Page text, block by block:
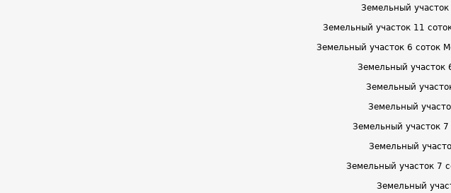
Земельный
Земельный участок 11
Земельный участок 6 соток
Земельный участок
Земельный
Земельный
Земельный участок
Земельный
Земельный участок 7
Земельный